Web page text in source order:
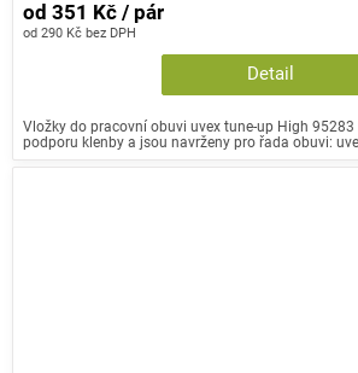
od 290 Kč bez DPH
od 351 Kč / pár
Detail
Vložky do pracovní obuvi uvex tune-up High
podporu klenby a jsou navrženy pro řada obuvi: